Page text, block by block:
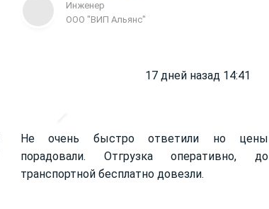
Инженер
ООО "ВИП Альянс"
17 дней назад 14:41
Не очень быстро ответили но цены
порадовали. Отгрузка оперативно, до
транспортной бесплатно довезли.